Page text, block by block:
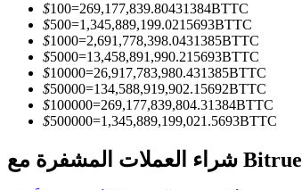
كن متداول نسخ
$100=269,177,839.80431384BTTC
$500=1,345,889,199.0215693BTTC
$1000=2,691,778,398.0431385BTTC
$5000=13,458,891,990.215693BTTC
$10000=26,917,783,980.431385BTTC
$50000=134,588,919,902.15692BTTC
$100000=269,177,839,804.31384BTTC
$500000=1,345,889,199,021.5693BTTC
شراء العملات المشفرة مع Bitrue